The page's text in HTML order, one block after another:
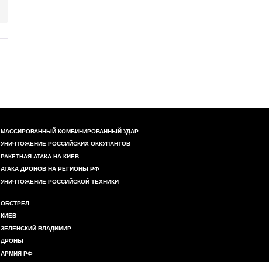
МАССИРОВАННЫЙ КОМБИНИРОВАННЫЙ УДАР
УНИЧТОЖЕНИЕ РОССИЙСКИХ ОККУПАНТОВ
РАКЕТНАЯ АТАКА НА КИЕВ
АТАКА ДРОНОВ НА РЕГИОНЫ РФ
УНИЧТОЖЕНИЕ РОССИЙСКОЙ ТЕХНИКИ
ОБСТРЕЛ
КИЕВ
ЗЕЛЕНСКИЙ ВЛАДИМИР
ДРОНЫ
АРМИЯ РФ